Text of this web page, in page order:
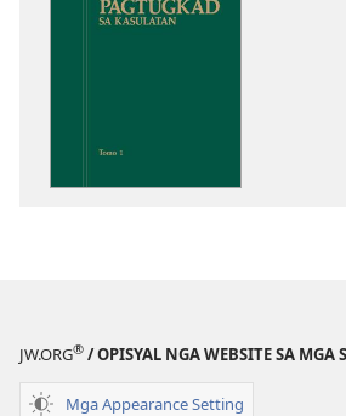
JW.ORG® / OPISYAL NGA WEBSITE SA MGA
Mga Appearance Setting